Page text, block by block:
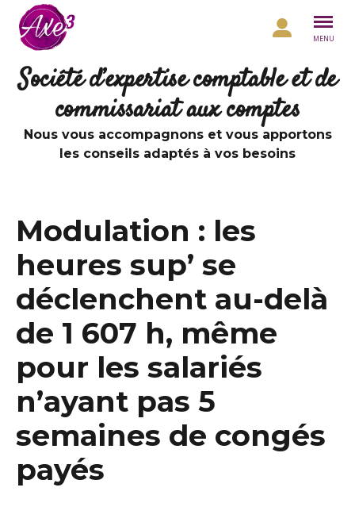
Aller au contenu
MENU
Société d’expertise comptable et de
commissariat aux comptes
Nous vous accompagnons et vous apportons
les conseils adaptés à vos besoins
Modulation : les
heures sup’ se
déclenchent au-delà
de 1 607 h, même
pour les salariés
n’ayant pas 5
semaines de congés
payés